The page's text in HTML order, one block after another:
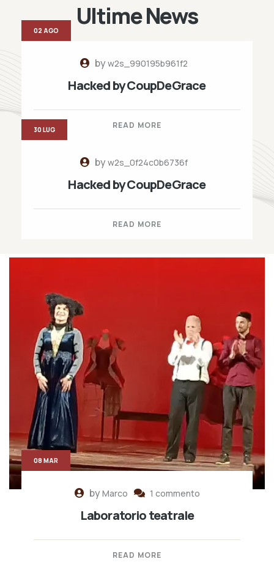
Ultime News
byw2s_990195b961f2
Hacked by CoupDeGrace
READ MORE
02 AGO
byw2s_0f24c0b6736f
Hacked by CoupDeGrace
READ MORE
30 LUG
byMarco 1 commento
Laboratorio teatrale
READ MORE
08 MAR